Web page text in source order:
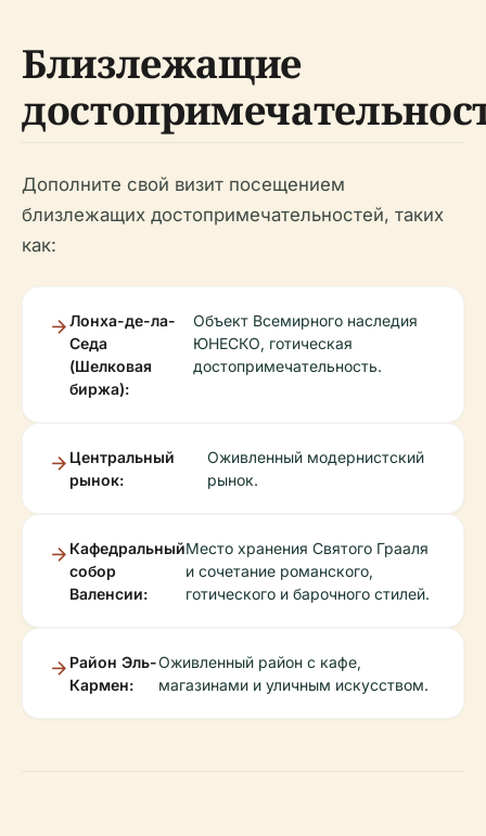
Близлежащие
Дополните свой визит посещением
близлежащих достопримечательностей, таких
как:
Лонха-де-ла-
Седа
(Шелковая
биржа):
Объект Всемирного наследия
ЮНЕСКО, готическая
достопримечательность.
Центральный
рынок:
Оживленный модернистский
рынок.
Кафедральный
собор
Валенсии:
Место хранения Святого Грааля
и сочетание романского,
готического и барочного стилей.
Район Эль-
Кармен:
Оживленный район с кафе,
магазинами и уличным искусством.